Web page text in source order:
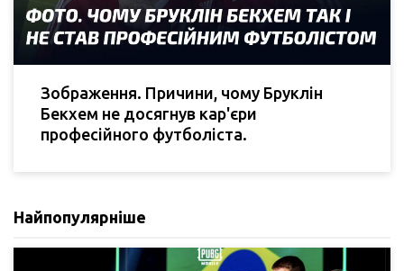
Зображення. Причини, чому Бруклін
Бекхем не досягнув кар'єри
професійного футболіста.
Найпопулярніше